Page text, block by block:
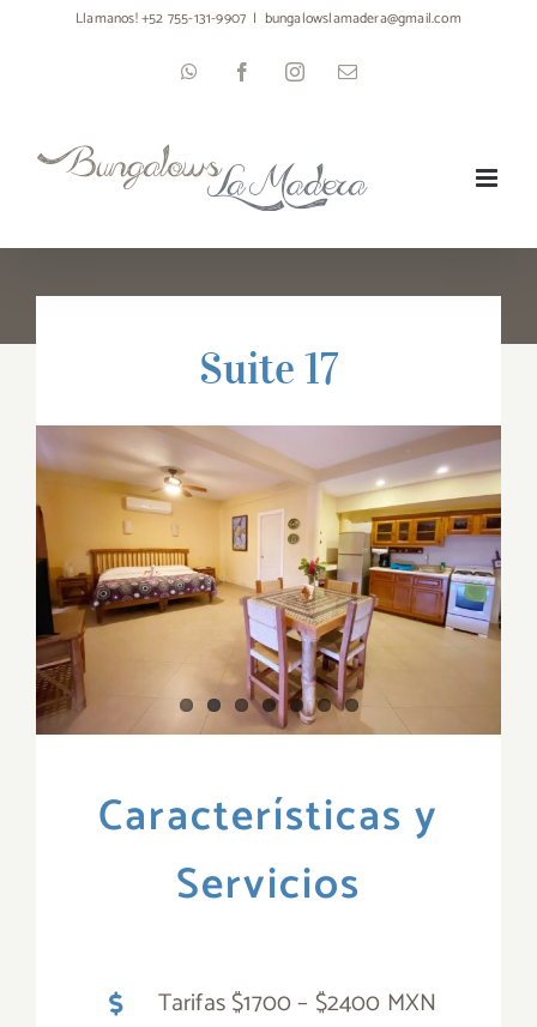
Llamanos! +52 755-131-9907 | bungalowslamadera@gmail.com
WhatsAppFacebookInstagramEmail
Suite 17
Características y
Servicios
Tarifas $1700 – $2400 MXN